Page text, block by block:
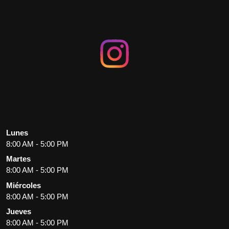
Lunes
8:00 AM - 5:00 PM
Martes
8:00 AM - 5:00 PM
Miércoles
8:00 AM - 5:00 PM
Jueves
8:00 AM - 5:00 PM